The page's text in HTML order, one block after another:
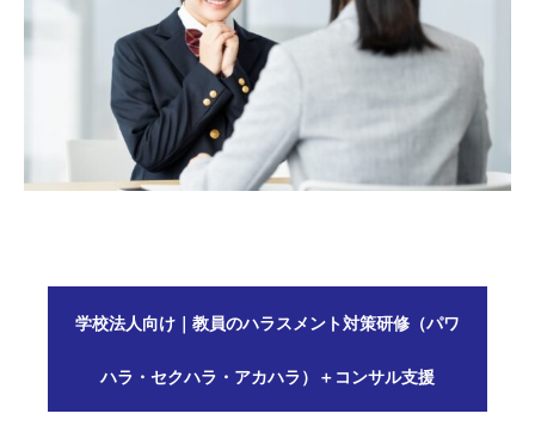
学校法人向け｜教員のハラスメント対策研修（パワ
ハラ・セクハラ・アカハラ）＋コンサル支援